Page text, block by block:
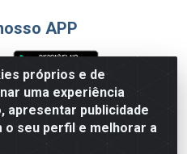
próprios e de
uma experiência
apresentar publicidade
seu perfil e melhorar a
APP
Pagamento